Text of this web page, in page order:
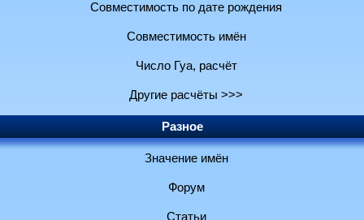
Совместимость по дате рождения
Совместимость имён
Число Гуа, расчёт
Другие расчёты >>>
Разное
Значение имён
Форум
Статьи